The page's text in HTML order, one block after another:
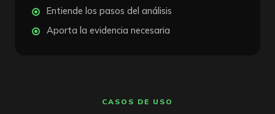
Entiende los pasos del análisis
Aporta la evidencia necesaria
CASOS DE USO